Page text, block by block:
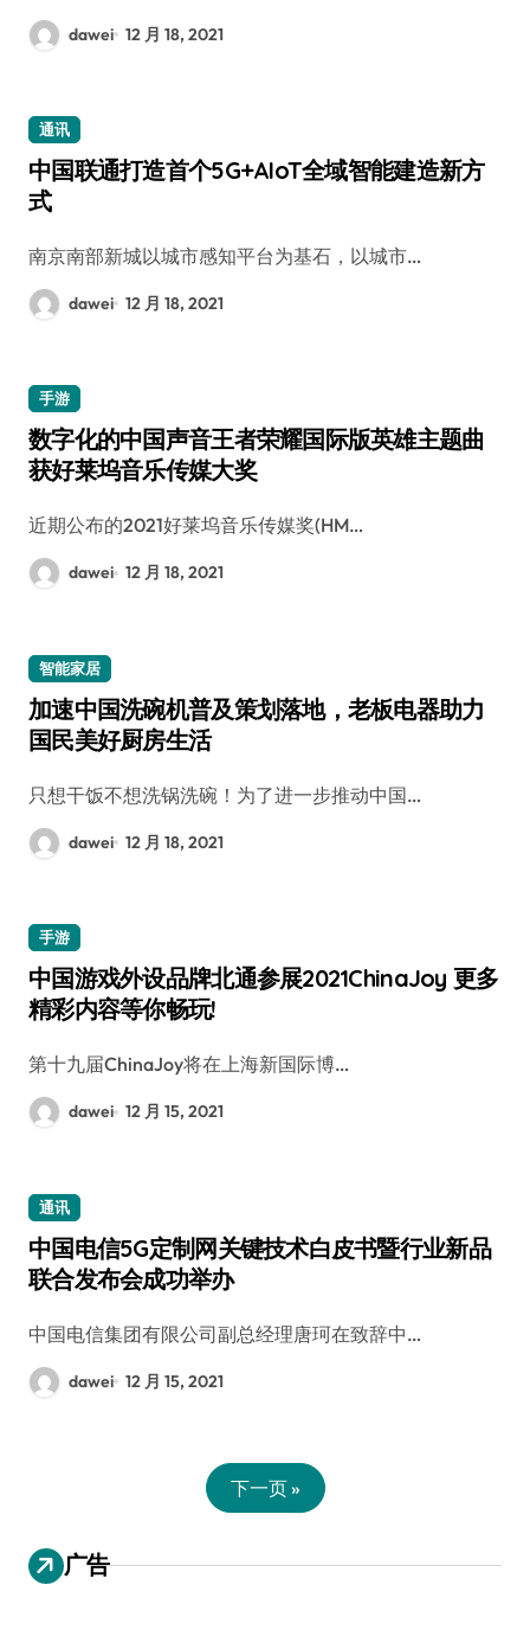
dawei 12 月 18, 2021
通讯
中国联通打造首个5G+AIoT全域智能建造新方
式
南京南部新城以城市感知平台为基石，以城市…
dawei 12 月 18, 2021
手游
数字化的中国声音王者荣耀国际版英雄主题曲
获好莱坞音乐传媒大奖
近期公布的2021好莱坞音乐传媒奖(HM…
dawei 12 月 18, 2021
智能家居
加速中国洗碗机普及策划落地，老板电器助力
国民美好厨房生活
只想干饭不想洗锅洗碗！为了进一步推动中国…
dawei 12 月 18, 2021
手游
中国游戏外设品牌北通参展2021ChinaJoy 更多
精彩内容等你畅玩!
第十九届ChinaJoy将在上海新国际博…
dawei 12 月 15, 2021
通讯
中国电信5G定制网关键技术白皮书暨行业新品
联合发布会成功举办
中国电信集团有限公司副总经理唐珂在致辞中…
dawei 12 月 15, 2021
下一页 »
广告